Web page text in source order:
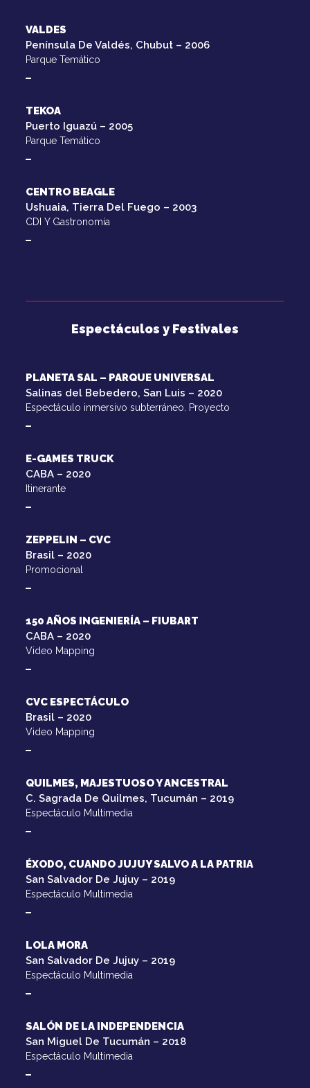
VALDES
Península De Valdés, Chubut – 2006
Parque Temático
TEKOA
Puerto Iguazú – 2005
Parque Temático
CENTRO BEAGLE
Ushuaia, Tierra Del Fuego – 2003
CDI Y Gastronomía
Espectáculos y Festivales
PLANETA SAL – PARQUE UNIVERSAL
Salinas del Bebedero, San Luis – 2020
Espectáculo inmersivo subterráneo. Proyecto
E-GAMES TRUCK
CABA – 2020
Itinerante
ZEPPELIN – CVC
Brasil – 2020
Promocional
150 AÑOS INGENIERÍA – FIUBART
CABA – 2020
Video Mapping
CVC ESPECTÁCULO
Brasil – 2020
Video Mapping
QUILMES, MAJESTUOSO Y ANCESTRAL
C. Sagrada De Quilmes, Tucumán – 2019
Espectáculo Multimedia
ÉXODO, CUANDO JUJUY SALVO A LA PATRIA
San Salvador De Jujuy – 2019
Espectáculo Multimedia
LOLA MORA
San Salvador De Jujuy – 2019
Espectáculo Multimedia
SALÓN DE LA INDEPENDENCIA
San Miguel De Tucumán – 2018
Espectáculo Multimedia